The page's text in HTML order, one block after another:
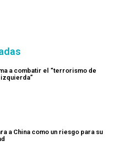
a combatir el “terrorismo de
a China como un riesgo para su